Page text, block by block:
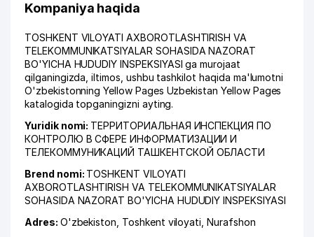
Kompaniya haqida
TOSHKENT VILOYATI AXBOROTLASHTIRISH VA
TELEKOMMUNIKATSIYALAR SOHASIDA NAZORAT
BO'YICHA HUDUDIY INSPEKSIYASI ga murojaat
qilganingizda, iltimos, ushbu tashkilot haqida ma'lumotni
O'zbekistonning Yellow Pages Uzbekistan Yellow Pages
katalogida topganingizni ayting.
Yuridik nomi: ТЕРРИТОРИАЛЬНАЯ ИНСПЕКЦИЯ ПО
КОНТРОЛЮ В СФЕРЕ ИНФОРМАТИЗАЦИИ И
ТЕЛЕКОММУНИКАЦИЙ ТАШКЕНТСКОЙ ОБЛАСТИ
Brend nomi: TOSHKENT VILOYATI
AXBOROTLASHTIRISH VA TELEKOMMUNIKATSIYALAR
SOHASIDA NAZORAT BO'YICHA HUDUDIY INSPEKSIYASI
Adres: O'zbekiston, Toshkent viloyati ,Nurafshon